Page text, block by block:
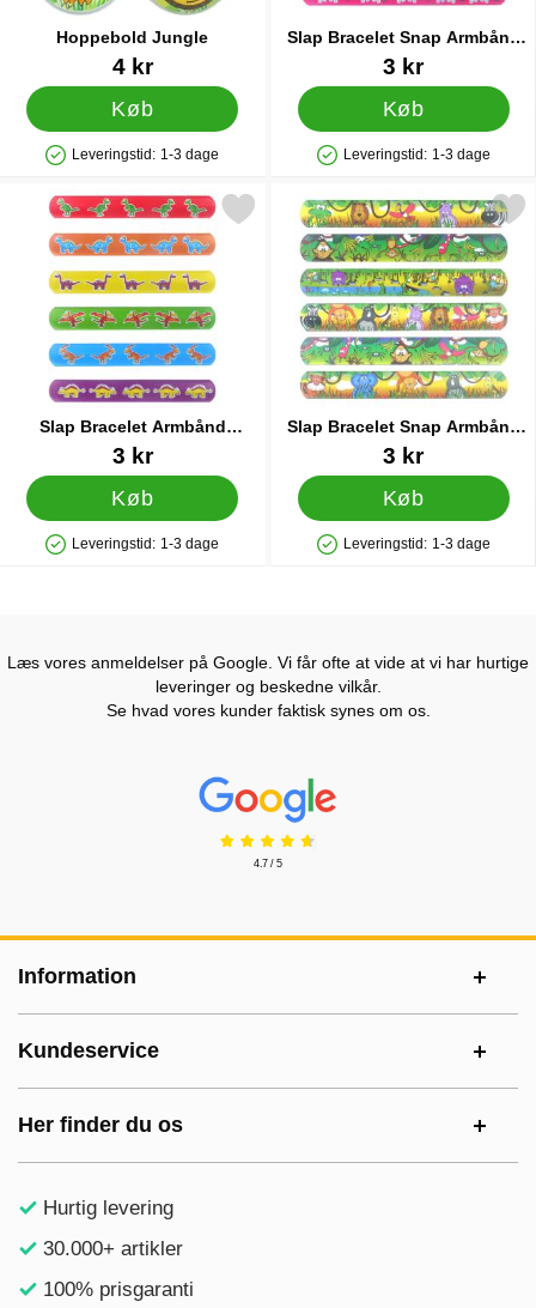
Hoppebold Jungle
Varenr 442534 kr
Køb
Produkttilgængelighed: På lager
Leveringstid: 1-3 dage
Slap Bracelet Snap Armbånd
Enhjørning
Varenr 382283 kr
Køb
Produkttilgængelighed: På lager
Leveringstid: 1-3 dage
Slap Bracelet Armbånd
Dinosaurer
Varenr 358133 kr
Køb
Produkttilgængelighed: På lager
Leveringstid: 1-3 dage
Markér slap Bracelet Armbånd Dinosaurer som favorit
Slap Bracelet Snap Armbånd
Jungledyr
Varenr 382343 kr
Køb
Produkttilgængelighed: På lager
Leveringstid: 1-3 dage
Markér slap Bracelet Snap
Læs vores anmeldelser på Google. Vi får ofte at vide at vi har hurtige
leveringer og beskedne vilkår.
Se hvad vores kunder faktisk synes om os.
Prisjakt Anmeldelser: 4.7 Stjerne
4.7 / 5
Information
Kundeservice
Her finder du os
Hurtig levering
30.000+ artikler
100% prisgaranti